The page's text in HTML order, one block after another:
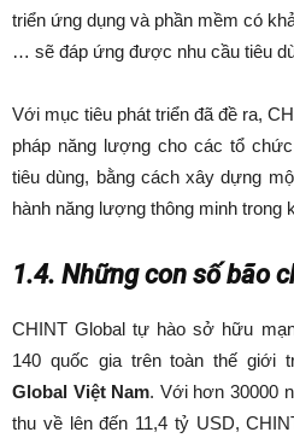
triển ứng dụng và phần mềm có
… sẽ đáp ứng được nhu cầu tiêu
Với mục tiêu phát triển đã đề ra,
pháp năng lượng cho các tổ
tiêu dùng, bằng cách xây dựng
hành năng lượng thông minh trong
1.4. Những con số bão
CHINT Global tự hào sở hữu
140 quốc gia trên toàn thế giới
Global Việt Nam. Với hơn 30000
thu về lên đến 11,4 tỷ USD,